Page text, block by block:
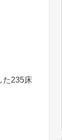
た235床